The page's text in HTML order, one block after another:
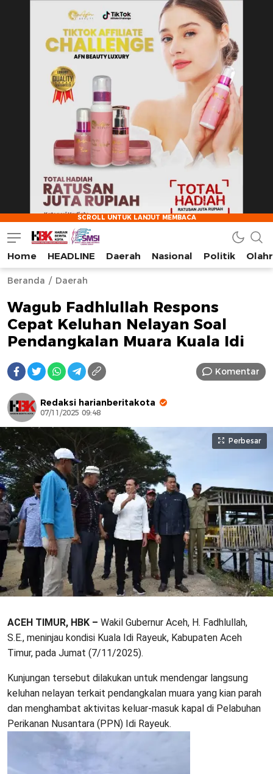
HarianBeritaKota
Mengabarkan Setiap Detil, Sudut, dan Cerita Kota
Home HEADLINE Daerah Nasional Politik
Beranda Daerah
Wagub Fadhlullah Respons
Cepat Keluhan Nelayan Soal
Pendangkalan Muara Kuala Idi
Komentar
Redaksi harianberitakota
07/11/2025 09:48
Perbesar
‎ACEH TIMUR, HBK – Wakil Gubernur Aceh, H. Fadhlullah,
S.E., meninjau kondisi Kuala Idi Rayeuk, Kabupaten Aceh
Timur, pada Jumat (7/11/2025).
Kunjungan tersebut dilakukan untuk mendengar langsung
keluhan nelayan terkait pendangkalan muara yang kian parah
dan menghambat aktivitas keluar-masuk kapal di Pelabuhan
Perikanan Nusantara (PPN) Idi Rayeuk.